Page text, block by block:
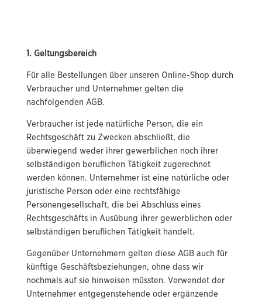
1. Geltungsbereich
Für alle Bestellungen über unseren Online-Shop durch
Verbraucher und Unternehmer gelten die
nachfolgenden AGB.
Verbraucher ist jede natürliche Person, die ein
Rechtsgeschäft zu Zwecken abschließt, die
überwiegend weder ihrer gewerblichen noch ihrer
selbständigen beruflichen Tätigkeit zugerechnet
werden können. Unternehmer ist eine natürliche oder
juristische Person oder eine rechtsfähige
Personengesellschaft, die bei Abschluss eines
Rechtsgeschäfts in Ausübung ihrer gewerblichen oder
selbständigen beruflichen Tätigkeit handelt.
Gegenüber Unternehmern gelten diese AGB auch für
künftige Geschäftsbeziehungen, ohne dass wir
nochmals auf sie hinweisen müssten. Verwendet der
Unternehmer entgegenstehende oder ergänzende